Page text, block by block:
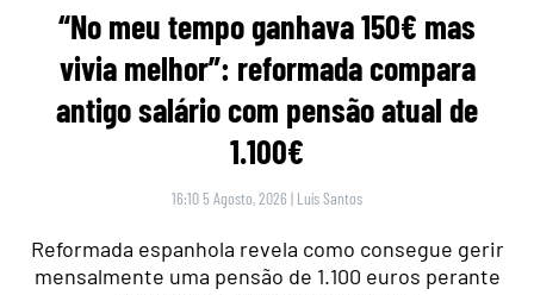
“No meu tempo ganhava 150€ mas
vivia melhor”: reformada compara
antigo salário com pensão atual de
1.100€
16:10 5 Agosto, 2026 | Luís Santos
Reformada espanhola revela como consegue gerir
mensalmente uma pensão de 1.100 euros perante